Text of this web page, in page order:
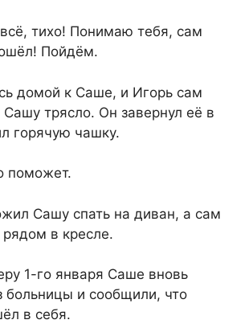
тихо! Понимаю тебя, сам
Пойдём.
домой к Саше, и Игорь сам
Сашу трясло. Он завернул её в
горячую чашку.
поможет.
Сашу спать на диван, а сам
рядом в кресле.
1-го января Саше вновь
больницы и сообщили, что
в себя.